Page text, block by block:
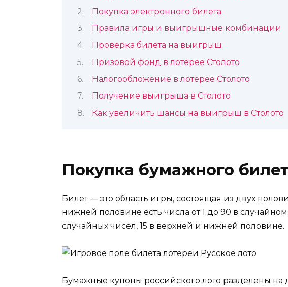
Покупка электронного билета
Правила игры и выигрышные комбинации
Проверка билета на выигрыш
Призовой фонд в лотерее Столото
Налогообложение в лотерее Столото
Получение выигрыша в Столото
Как увеличить шансы на выигрыш в Столото
Покупка бумажного
Билет — это область игры, состоящая из двух
нижней половине есть числа от 1 до 90 в
случайных чисел, 15 в верхней и нижней половине.
Бумажные купоны российского лото разделены